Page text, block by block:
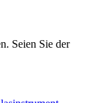
Seien Sie der